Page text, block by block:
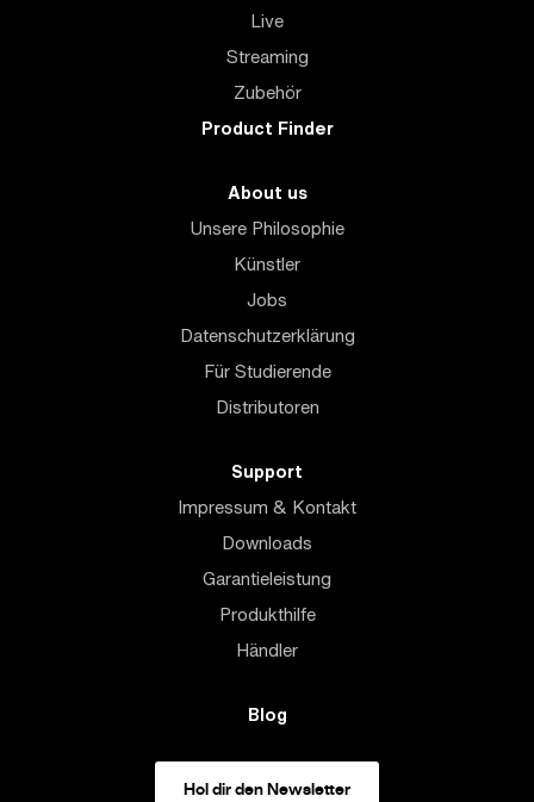
Live
Streaming
Zubehör
Product Finder
About us
Unsere Philosophie
Künstler
Jobs
Datenschutzerklärung
Für Studierende
Distributoren
Support
Impressum & Kontakt
Downloads
Garantieleistung
Produkthilfe
Händler
Blog
Hol dir den Newsletter